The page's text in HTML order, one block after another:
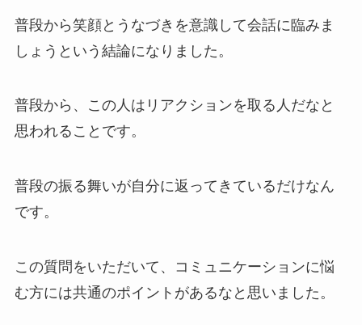
普段から笑顔とうなづきを意識して会話に臨みま
しょうという結論になりました。
普段から、この人はリアクションを取る人だなと
思われることです。
普段の振る舞いが自分に返ってきているだけなん
です。
この質問をいただいて、コミュニケーションに悩
む方には共通のポイントがあるなと思いました。